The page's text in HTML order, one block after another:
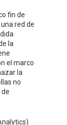
fin de
red de
la
el marco
la
no